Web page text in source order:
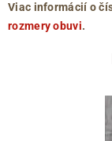
Viac informácií o
rozmery obuvi.